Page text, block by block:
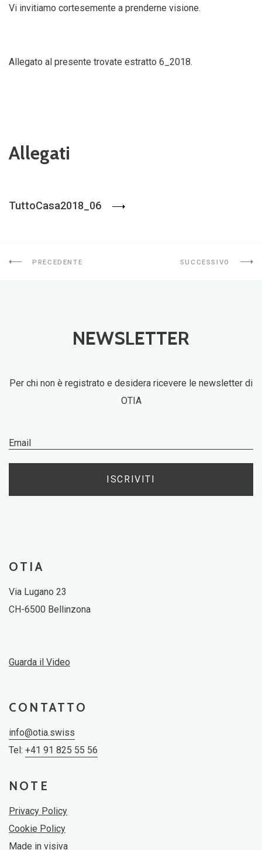
Vi invitiamo cortesemente a prenderne visione.
Allegato al presente trovate estratto 6_2018.
Allegati
TuttoCasa2018_06
PRECEDENTE SUCCESSIVO
NEWSLETTER
Per chi non è registrato e desidera ricevere le newsletter di
OTIA
ISCRIVITI
OTIA
Via Lugano 23
CH-6500 Bellinzona
Guarda il Video
CONTATTO
info@otia.swiss
Tel: +41 91 825 55 56
NOTE
Privacy Policy
Cookie Policy
Made in visiva